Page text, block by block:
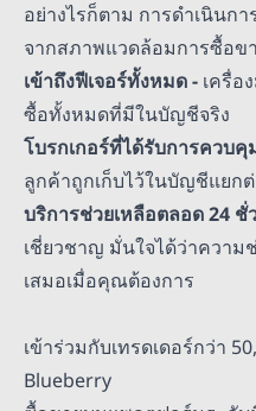
อย่างไรก็ตาม การดำเนินก
จากสภาพแวดล้อมการซื้อข
เข้าถึงฟีเจอร์ทั้งหมด - เครื่อ
ซื้อทั้งหมดที่มีในบัญชีจริง
โบรกเกอร์ที่ได้รับการควบคุ
ลูกค้าถูกเก็บไว้ในบัญชีแยก
บริการช่วยเหลือตลอด 24 ชั่
เชี่ยวชาญ มั่นใจได้ว่าความ
เสมอเมื่อคุณต้องการ
เข้าร่วมกับเทรดเดอร์กว่า
Blueberry